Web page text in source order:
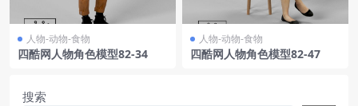
人物-动物-食物
四酷网人物角色模型82-34
人物-动物-食物
四酷网人物角色模型82-47
搜索